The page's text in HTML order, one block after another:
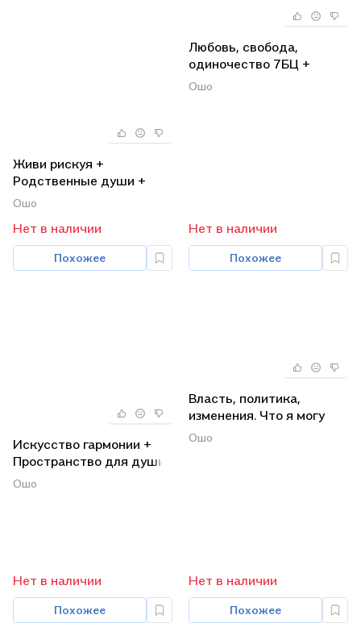
Живи рискуя +
Родственные души +
Книга о путешествиях во
книг)
Ошо
Нет в наличии
Похожее
Любовь, свобода,
одиночество 7БЦ +
Любовь-правило + На все
Ошо
Нет в наличии
Похожее
Искусство гармонии +
Пространство для души
+ Скрытая гармония
Ошо
Нет в наличии
Похожее
Власть, политика,
изменения. Что я могу
сделать, чтобы мир стал
Ошо
Нет в наличии
Похожее